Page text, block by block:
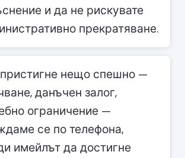
и да не рискувате
прекратяване.
нещо спешно —
данъчен залог,
ограничение —
се по телефона,
имейлът да достигне